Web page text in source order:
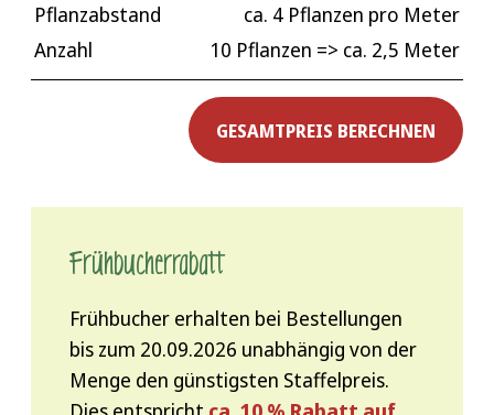
Pflanzabstand
ca. 4 Pflanzen pro Meter
Anzahl
10 Pflanzen => ca. 2,5 Meter
GESAMTPREIS BERECHNEN
Frühbucher­rabatt
Frühbucher erhalten bei Bestellungen
bis zum 20.09.2026 unabhängig von der
Menge den günstigsten Staffelpreis.